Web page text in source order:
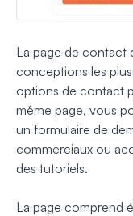
La page de contact
conceptions les
options de contact
même page, vous
un formulaire de
commerciaux ou
des tutoriels.
La page comprend